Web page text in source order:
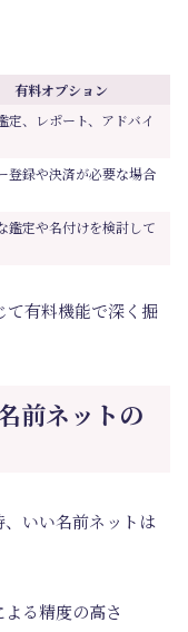
有料オプション
定、レポート、アドバイ
登録や決済が必要な場合
鑑定や名付けを検討して
て有料機能で深く掘
前ネットの
いい名前ネットは
る精度の高さ